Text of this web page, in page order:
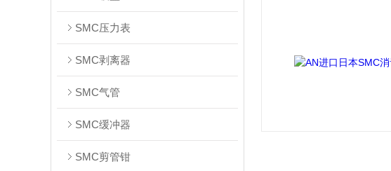
SMC压力表
SMC剥离器
SMC气管
SMC缓冲器
SMC剪管钳